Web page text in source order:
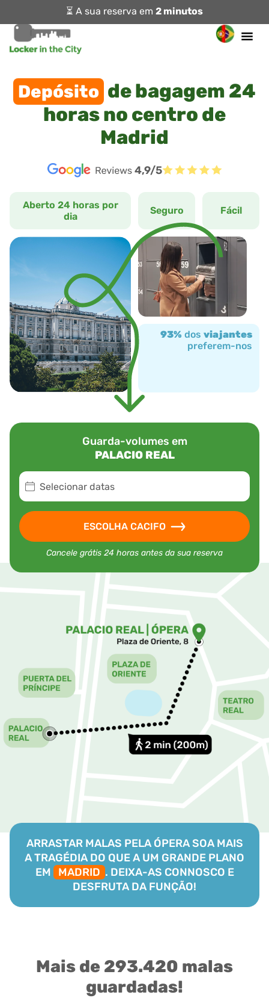
⏳ A sua reserva em 2 minutos
Depósito de bagagem 24
horas no centro de
Madrid
4,9/5
93% dos viajantes
preferem-nos
Seguro Fácil
Aberto 24 horas por
dia
Guarda-volumes em
PALACIO REAL
Selecionar datas
ESCOLHA CACIFO
Cancele grátis 24 horas antes da sua reserva
ARRASTAR MALAS PELA ÓPERA SOA MAIS
A TRAGÉDIA DO QUE A UM GRANDE PLANO
EM
MADRID . DEIXA-AS CONNOSCO E
DESFRUTA DA FUNÇÃO!
Mais de 293.420 malas
guardadas!